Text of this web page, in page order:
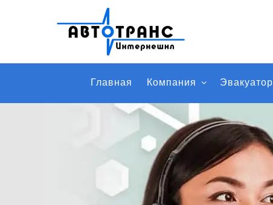
Главная Компания Эвакуатор